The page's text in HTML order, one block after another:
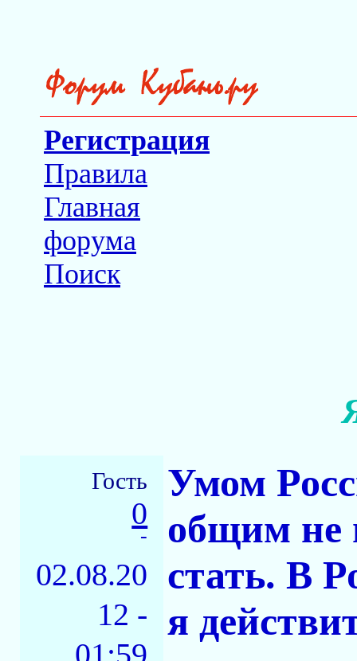
Регистрация
Правила
Главная
форума
Поиск
Гость
0
-
02.08.20
12 -
Умом
общим не
стать. В
я